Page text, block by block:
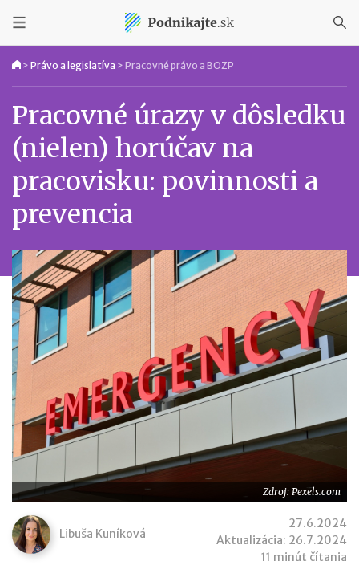
> Právo a legislatíva > Pracovné právo a BOZP
Pracovné úrazy v dôsledku
(nielen) horúčav na
pracovisku: povinnosti a
prevencia
Zdroj: Pexels.com
Libuša Kuníková
27.6.2024
Aktualizácia: 26.7.2024
11 minút čítania